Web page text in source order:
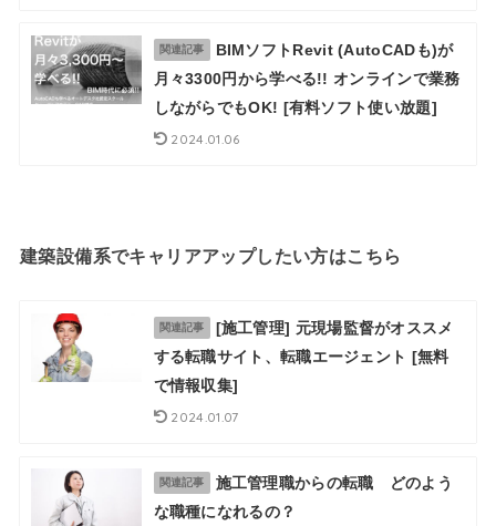
関連記事
BIMソフトRevit (AutoCADも)が
月々3300円から学べる!! オンラインで業務
しながらでもOK! [有料ソフト使い放題]
2024.01.06
建築設備系でキャリアアップしたい方はこちら
関連記事
[施工管理] 元現場監督がオススメ
する転職サイト、転職エージェント [無料
で情報収集]
2024.01.07
関連記事
施工管理職からの転職 どのよう
な職種になれるの？